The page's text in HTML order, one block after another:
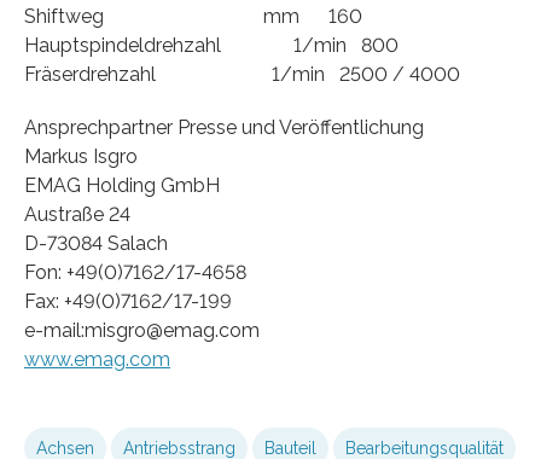
Shiftweg mm 160
Hauptspindeldrehzahl 1/min 800
Fräserdrehzahl 1/min 2500 / 4000
Ansprechpartner Presse und Veröffentlichung
Markus Isgro
EMAG Holding GmbH
Austraße 24
D-73084 Salach
Fon: +49(0)7162/17-4658
Fax: +49(0)7162/17-199
e-mail:misgro@emag.com
www.emag.com
Achsen Antriebsstrang Bauteil Bearbeitungsqualität